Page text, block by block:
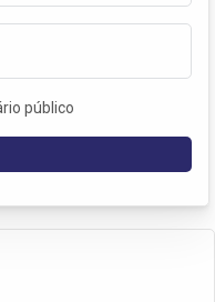
público